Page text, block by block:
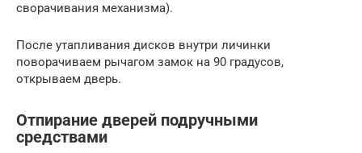
сворачивания механизма).
После утапливания дисков внутри личинки
поворачиваем рычагом замок на 90 градусов,
открываем дверь.
Отпирание дверей подручными
средствами